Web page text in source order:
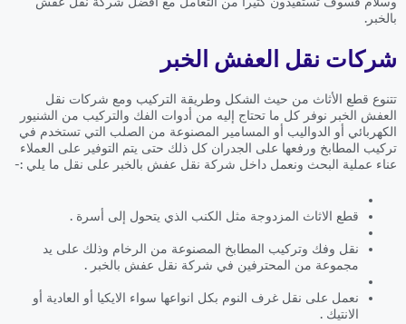
بالخبر.
شركات نقل العفش الخبر
تتنوع قطع الأثاث من حيث الشكل وطريقة التركيب ومع شركات نقل
العفش الخبر نوفر كل ما تحتاج إليه من أدوات الفك والتركيب من الشنيور
الكهربائي أو الدواليب أو المسامير المصنوعة من الصلب التي تستخدم في
تركيب المطابخ ورفعها على الجدران كل ذلك حتى يتم التوفير على العملاء
عناء عملية البحث ونعمل داخل شركة نقل عفش بالخبر على نقل ما يلي :-
قطع الاثاث المزدوجة مثل الكنب الذي يتحول إلى أسرة .
نقل وفك وتركيب المطابخ المصنوعة من الرخام وذلك على يد
مجموعة من المحترفين في شركة نقل عفش بالخبر .
نعمل على نقل غرف النوم بكل انواعها سواء الايكيا أو العادية أو
الانتيك .